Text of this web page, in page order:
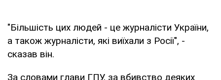
"Більшість цих людей - це журналісти України,
а також журналісти, які виїхали з Росії", -
сказав він.
За словами глави ГПУ, за вбивство деяких